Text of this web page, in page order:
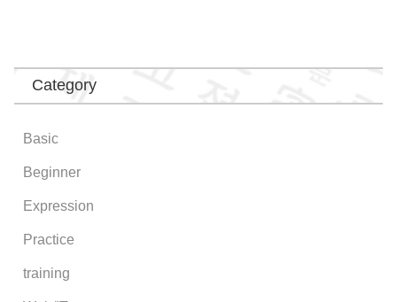
Category
Basic
Beginner
Expression
Practice
training